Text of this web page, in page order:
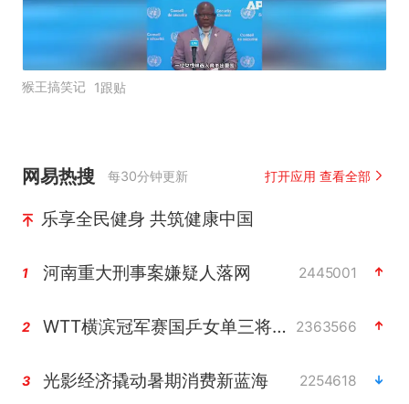
猴王搞笑记 1跟贴
网易热搜 每30分钟更新 打开应用 查看全部
乐享全民健身 共筑健康中国
1 河南重大刑事案嫌疑人落网 2445001
2 WTT横滨冠军赛国乒女单三将晋级四强 2363566
3 光影经济撬动暑期消费新蓝海 2254618